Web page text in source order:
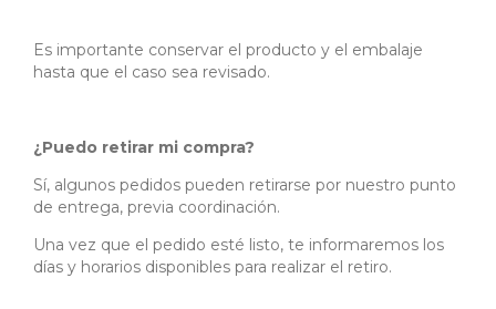
Es importante conservar el producto y el embalaje
hasta que el caso sea revisado.
¿Puedo retirar mi compra?
Sí, algunos pedidos pueden retirarse por nuestro punto
de entrega, previa coordinación.
Una vez que el pedido esté listo, te informaremos los
días y horarios disponibles para realizar el retiro.